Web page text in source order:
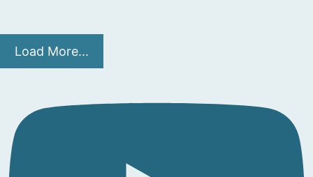
Load More...